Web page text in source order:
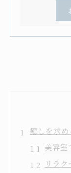
癒しを求
美容室
リラ